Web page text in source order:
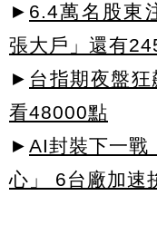
► 6.4萬名股東
張大戶」還有
► 台指期夜盤
看48000點
► AI封裝下一戰
心」 6台廠加速